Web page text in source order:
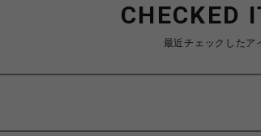
CHECKED
最近チェックしたア